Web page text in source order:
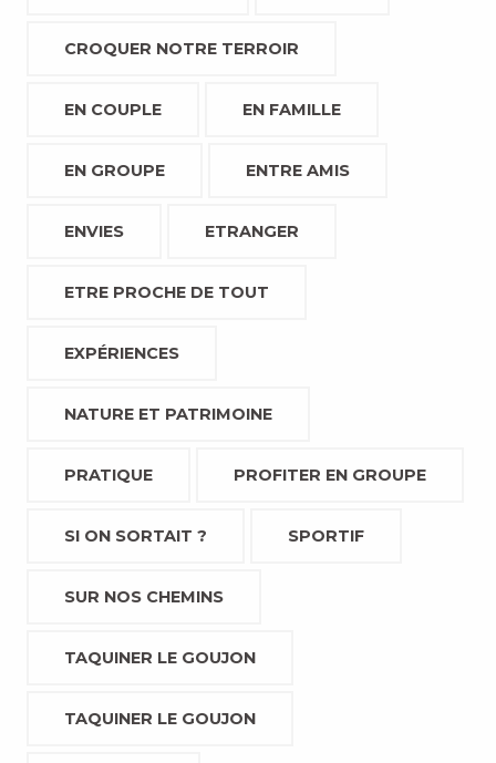
CROQUER NOTRE TERROIR
EN COUPLE EN FAMILLE
EN GROUPE ENTRE AMIS
ENVIES ETRANGER
ETRE PROCHE DE TOUT
EXPÉRIENCES
NATURE ET PATRIMOINE
PRATIQUE PROFITER EN GROUPE
SI ON SORTAIT ? SPORTIF
SUR NOS CHEMINS
TAQUINER LE GOUJON
TAQUINER LE GOUJON